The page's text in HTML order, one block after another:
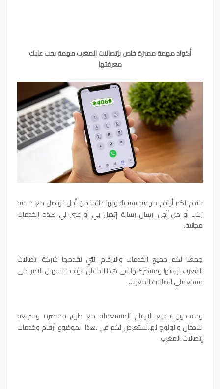
أكواد مهمة مميزة خاص بإتصالات المغرب مهمة يجب عليك
معرفتها
نقدم لكم أرقام مهمة ستحتاجونها دائما من أجل تواصل مع خدمة
زبناء أو من أجل ارسال رسالة إتصل بي أو عبئ لي هذه الخدمات
مجانية.
جمعنا لكم جميع الخدمات والارقام التي تقدمها شركة اتصالات
المغرب لزبنائها ومشتركيها في هذا المقال الواحد لتسهيل الامر على
مستعملي اتصالات المغرب.
وستجدون جميع الارقام المستعملة مع طرق مختصرة وسريعة
للادخال والولوج لها.نستعرض لكم في .هذا الموضوع أرقام وخدمات
إتصالات المغرب.